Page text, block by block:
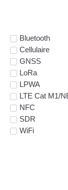
Bluetooth
Cellulaire
GNSS
LoRa
LPWA
LTE Cat M1/
NFC
SDR
WiFi